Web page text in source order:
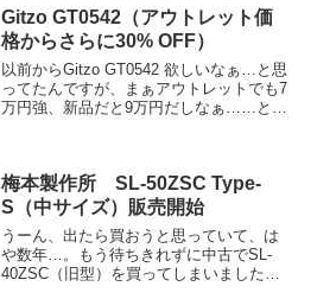
いかなと。Amazon で同寸と思われる
汎...
Gitzo GT0542（アウトレット価
格からさらに30% OFF）
以前からGitzo GT0542 欲しいなぁ…と思
ってたんですが、まぁアウトレットでも7
万円強、新品だと9万円だしなぁ……と思
梅本製作所 SL-50ZSC Type-
S（中サイズ）販売開始
うーん、出たら買おうと思っていて、は
や数年…。もう待ちきれずに中古でSL-
40ZSC（旧型）を買ってしまいました